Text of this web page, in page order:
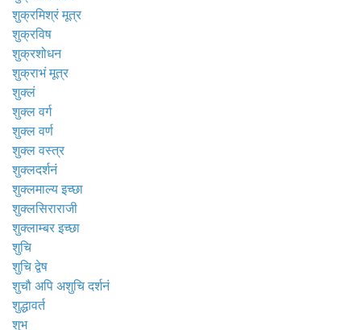
शुक्रमिश्रं मूत्र
शुक्रविष
शुक्रशोधन
शुक्राभं मूत्र
शुक्लं
शुक्ल वर्ग
शुक्ल वर्ण
शुक्ल वस्त्र
शुक्लदर्शनं
शुक्लमाल्य इच्छा
शुक्लसिराराजी
शुक्लाम्बर इच्छा
शुचि
शुचि द्वेष
शुचौ अपि अशुचि दर्शनं
शुद्धावर्त
शुभ